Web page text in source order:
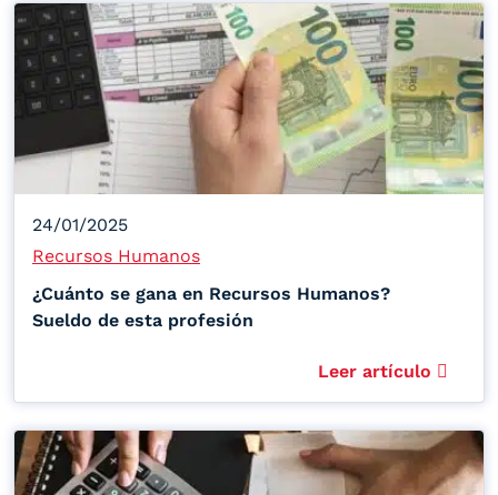
24/01/2025
Recursos Humanos
¿Cuánto se gana en Recursos Humanos?
Sueldo de esta profesión
Leer artículo